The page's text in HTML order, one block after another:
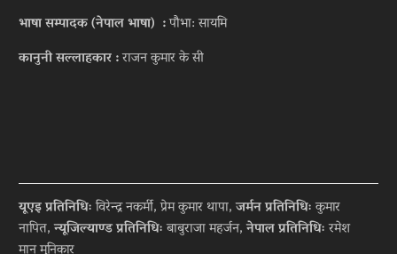
भाषा सम्पादक (नेपाल भाषा) :पौभा: सायमि
कानुनी सल्लाहकार :राजन कुमार के सी
यूएइ प्रतिनिधिःविरेन्द्र नकर्मी, प्रेम कुमार थापा,जर्मन प्रतिनिधिःकुमार
नापित,न्यूजिल्याण्ड प्रतिनिधिःबाबुराजा महर्जन,नेपाल प्रतिनिधिःरमेश